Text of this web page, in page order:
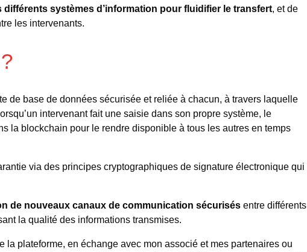
différents systèmes d’information pour fluidifier le transfert, et de
les intervenants.
de base de données sécurisée et reliée à chacun, à travers laquelle
intervenant fait une saisie dans son propre système, le
la blockchain pour le rendre disponible à tous les autres en temps
via des principes cryptographiques de signature électronique qui
de nouveaux canaux de communication sécurisés entre différents
la qualité des informations transmises.
la plateforme, en échange avec mon associé et mes partenaires ou